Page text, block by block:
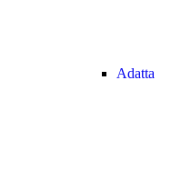
Adatta